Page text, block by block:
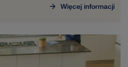
Więcej informacji